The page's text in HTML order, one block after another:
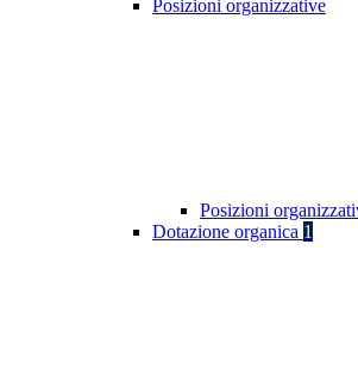
Posizioni organizzative
Posizioni
Dotazione organica 1